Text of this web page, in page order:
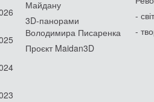
Майдану
3D-панорами
Володимира Писаренка
Проєкт Maidan3D
-
-